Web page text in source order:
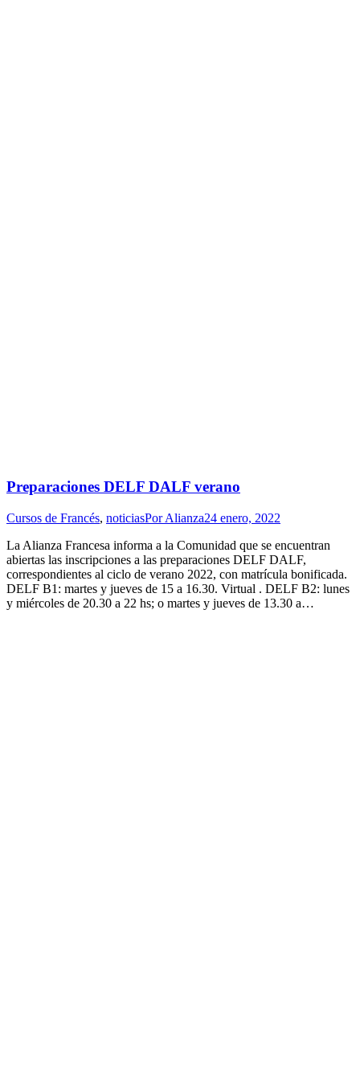
Preparaciones DELF DALF verano
Cursos de Francés, noticiasPorAlianza24 enero, 2022
La Alianza Francesa informa a la Comunidad que se encuentran
abiertas las inscripciones a las preparaciones DELF DALF,
correspondientes al ciclo de verano 2022, con matrícula bonificada.
DELF B1: martes y jueves de 15 a 16.30. Virtual . DELF B2: lunes
y miércoles de 20.30 a 22 hs; o martes y jueves de 13.30 a…